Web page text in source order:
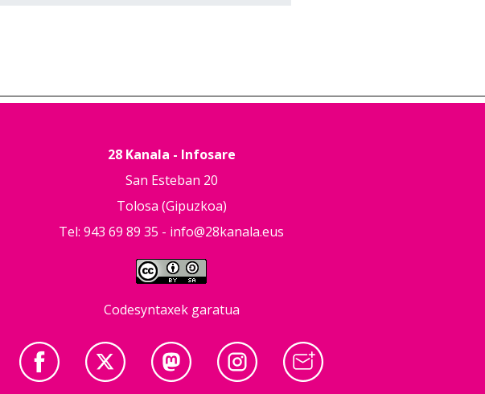
28 Kanala - Infosare
San Esteban 20
Tolosa (Gipuzkoa)
Tel: 943 69 89 35 - info@28kanala.eus
Codesyntaxek garatua